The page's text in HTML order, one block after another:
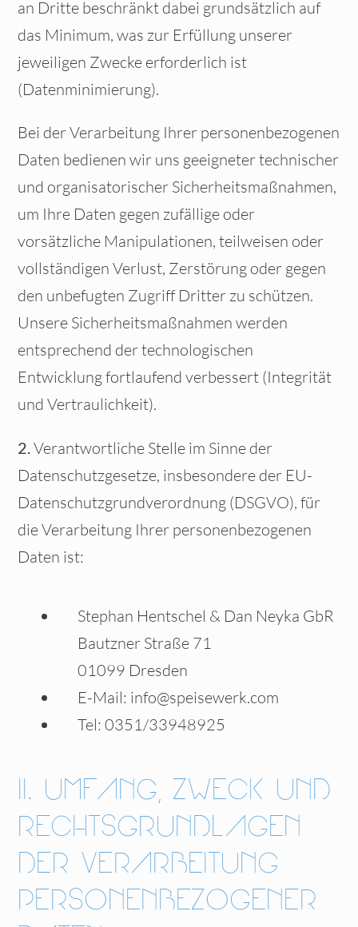
an Dritte beschränkt dabei grundsätzlich auf
das Minimum, was zur Erfüllung unserer
jeweiligen Zwecke erforderlich ist
(Datenminimierung).
Bei der Verarbeitung Ihrer personenbezogenen
Daten bedienen wir uns geeigneter technischer
und organisatorischer Sicherheitsmaßnahmen,
um Ihre Daten gegen zufällige oder
vorsätzliche Manipulationen, teilweisen oder
vollständigen Verlust, Zerstörung oder gegen
den unbefugten Zugriff Dritter zu schützen.
Unsere Sicherheitsmaßnahmen werden
entsprechend der technologischen
Entwicklung fortlaufend verbessert (Integrität
und Vertraulichkeit).
2.Verantwortliche Stelle im Sinne der
Datenschutzgesetze, insbesondere der EU-
Datenschutzgrundverordnung (DSGVO), für
die Verarbeitung Ihrer personenbezogenen
Daten ist:
Stephan Hentschel & Dan Neyka GbR
Bautzner Straße 71
01099 Dresden
E-Mail: info@speisewerk.com
Tel: 0351/33948925
II. UMFANG, ZWECK UND
RECHTSGRUNDLAGEN
DER VERARBEITUNG
PERSONENBEZOGENER